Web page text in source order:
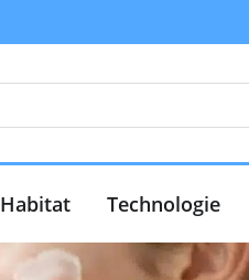
Habitat Technologie